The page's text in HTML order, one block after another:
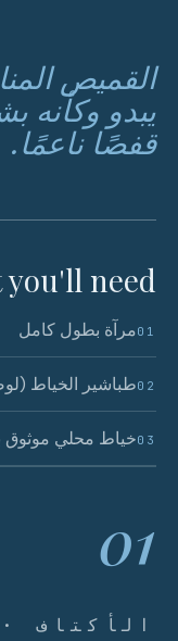
القميص
يبدو وكأنه
قفصًا ناعمًا.
need.
01مرآة بطول كامل
02طباشير الخياط
03خياط محلي موثوق
01
الأكتاف